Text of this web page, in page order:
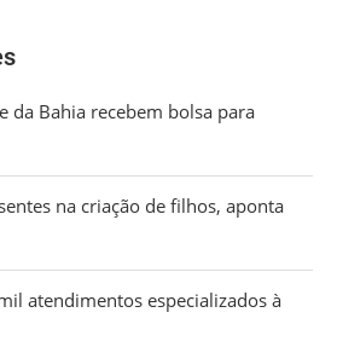
da Bahia recebem bolsa para
na criação de filhos, aponta
atendimentos especializados à